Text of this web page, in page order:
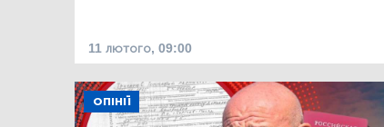
11 лютого, 09:00
ОПІНІЇ